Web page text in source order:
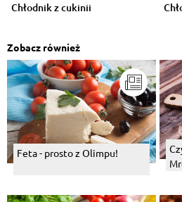
Chłodnik z cukinii
Zobacz również
Feta - prosto z Olimpu!